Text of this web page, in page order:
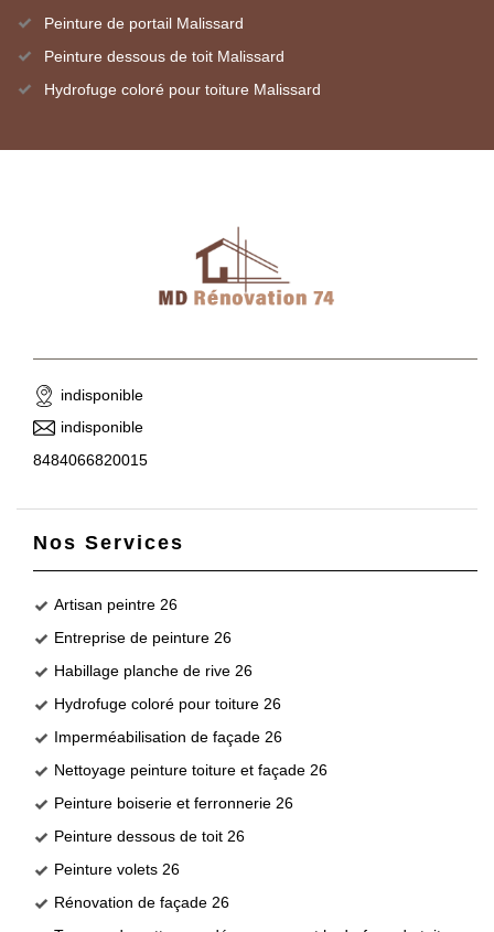
Peinture de portail Malissard
Peinture dessous de toit Malissard
Hydrofuge coloré pour toiture Malissard
indisponible
indisponible
8484066820015
Nos Services
Artisan peintre 26
Entreprise de peinture 26
Habillage planche de rive 26
Hydrofuge coloré pour toiture 26
Imperméabilisation de façade 26
Nettoyage peinture toiture et façade 26
Peinture boiserie et ferronnerie 26
Peinture dessous de toit 26
Peinture volets 26
Rénovation de façade 26